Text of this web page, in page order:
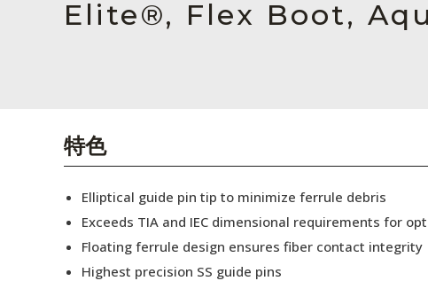
English Website
应用工程指导书 (AENs)
工作机会
Elite®, Flex Boot,
特色
Elliptical guide pin tip to minimize ferrule debris
Exceeds TIA and IEC dimensional requirements for
Floating ferrule design ensures fiber contact integrity
Highest precision SS guide pins